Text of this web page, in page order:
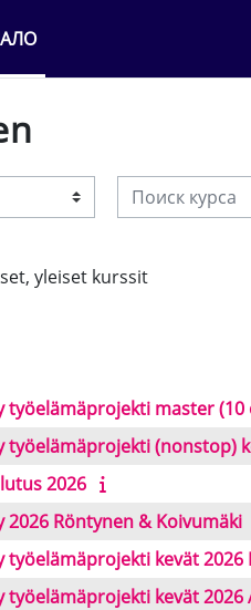
Поиск курса
yleiset kurssit
työelämäprojekti master (10
työelämäprojekti (nonstop)
2026
2026 Röntynen & Koivumäki
työelämäprojekti kevät 2026
työelämäprojekti kevät 2026